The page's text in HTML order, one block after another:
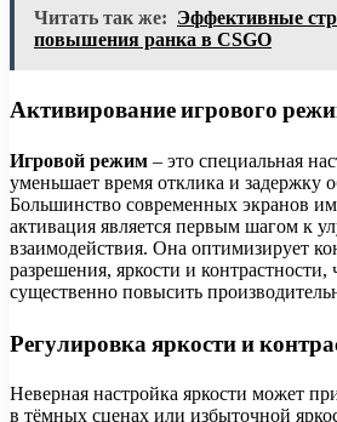
Читать так же: Эффективные
повышения ранка в CSGO
Активирование игрового
Игровой режим – это специальная
уменьшает время отклика и задержку
Большинство современных экранов
активация является первым шагом к
взаимодействия. Она оптимизирует
разрешения, яркости и контрастности,
существенно повысить
Регулировка яркости и
Неверная настройка яркости может
в тёмных сценах или избыточной